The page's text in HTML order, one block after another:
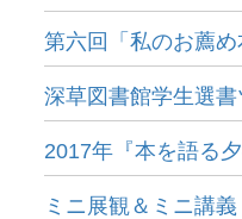
第六回「私のお薦
深草図書館学生選書
2017年『本を語る
ミニ展観＆ミニ講